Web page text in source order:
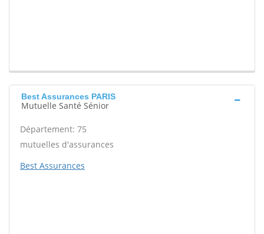
Best Assurances PARIS
Mutuelle Santé Sénior
Département: 75
mutuelles d'assurances
Best Assurances